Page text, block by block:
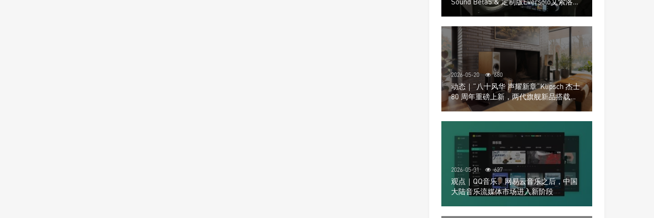
Play音响组合
2026-05-20 680
动态｜”八十风华 声耀新章“Klipsch 杰士
80 周年重磅上新，两代旗舰新品搭载硬
核配置音质再升级
2026-05-31 627
观点｜QQ音乐、网易云音乐之后，中国
大陆音乐流媒体市场进入新阶段